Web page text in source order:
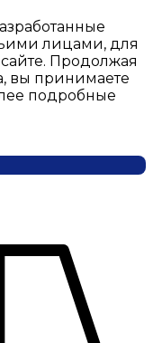
лицами, для
Продолжая
вы принимаете
подробные